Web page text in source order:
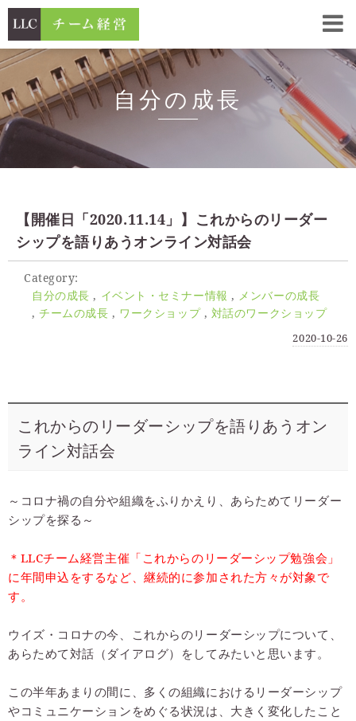
自分の成長
【開催日「2020.11.14」】これからのリーダー
シップを語りあうオンライン対話会
Category:
自分の成長
イベント・セミナー情報
メンバーの成長
チームの成長
ワークショップ 対話のワークショップ
2020-10-26
これからのリーダーシップを語りあうオン
ライン対話会
～コロナ禍の自分や組織をふりかえり、あらためてリーダー
シップを探る～
＊LLCチーム経営主催「これからのリーダーシップ勉強会」
に年間申込をするなど、継続的に参加された方々が対象で
す。
ウイズ・コロナの今、これからのリーダーシップについて、
あらためて対話（ダイアログ）をしてみたいと思います。
この半年あまりの間に、多くの組織におけるリーダーシップ
やコミュニケーションをめぐる状況は、大きく変化したこと